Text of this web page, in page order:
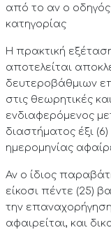
από το αν ο οδηγός
κατηγορίας
Η πρακτική
αποτελείται
δευτεροβάθμιων
στις θεωρητικές
ενδιαφερόμενος
διαστήματος έξι
ημερομηνίας
Αν ο ίδιος
είκοσι πέντε (25)
την
αφαιρείται, και